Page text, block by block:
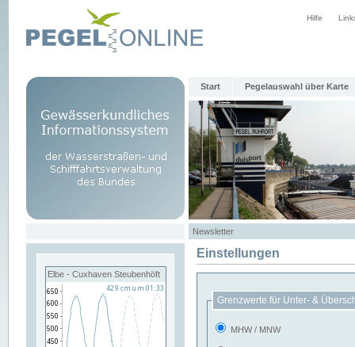
Hilfe
Start Pegelauswahl über Karte
Newsletter
Elbe - Cuxhaven Steubenhöft
Einstellungen
Grenzwerte für Unter- &
MHW / MNW